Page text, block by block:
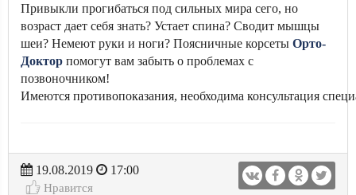
Привыкли прогибаться под сильных мира сего, но
возраст дает себя знать? Устает спина? Сводит мышцы
шеи? Немеют руки и ноги? Поясничные корсеты Орто-
Доктор помогут вам забыть о проблемах с
позвоночником!
Имеются противопоказания, необходима консультация
19.08.2019
17:00
Нравится